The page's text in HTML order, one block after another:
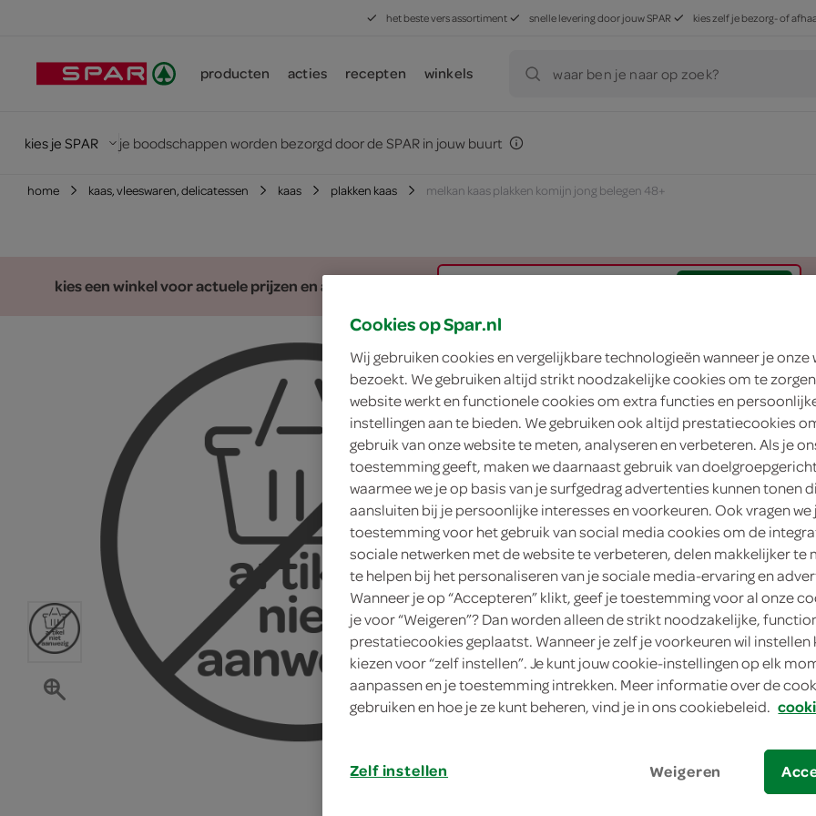
het beste vers assortiment snelle levering door jouw SPAR kies zelf je bezorg- of
producten acties recepten winkels waar ben je naar op zoek?
kies je SPAR je boodschappen worden bezorgd door de SPAR in jouw buurt
home kaas, vleeswaren, delicatessen kaas plakken kaas melkan kaas plakken komijn jong belegen 48+
kies een winkel voor actuele prijzen en assortiment
Melkan kaas
Melkan
190 Gram
in winkelmand
Dit product is niet meer leverbaar vanuit
Let op: aanbiedingen zijn niet
verwerkt in de winkelmand.
melk, smaakt goed en doet goed
minimaal 8 weken natuurlijk gerijpt
Cookies op Spar.nl
Wij gebruiken cookies en vergelijkbare technologieën wanneer je onze
bezoekt. We gebruiken altijd strikt noodzakelijke cookies om te
website werkt en functionele cookies om extra functies en
instellingen aan te bieden. We gebruiken ook altijd prestatiecookies
gebruik van onze website te meten, analyseren en verbeteren. Als je
toestemming geeft, maken we daarnaast gebruik van
waarmee we je op basis van je surfgedrag advertenties kunnen tonen
aansluiten bij je persoonlijke interesses en voorkeuren. Ook vragen we
toestemming voor het gebruik van social media cookies om de
sociale netwerken met de website te verbeteren, delen makkelijker te
te helpen bij het personaliseren van je sociale media-ervaring en
Wanneer je op “Accepteren” klikt, geef je toestemming voor al onze
je voor “Weigeren”? Dan worden alleen de strikt noodzakelijke,
prestatiecookies geplaatst. Wanneer je zelf je voorkeuren wil instellen
kiezen voor “zelf instellen”. Je kunt jouw cookie-instellingen op elk
aanpassen en je toestemming intrekken. Meer informatie over de
gebruiken en hoe je ze kunt beheren, vind je in ons cookiebeleid.
Zelf instellen Weigeren